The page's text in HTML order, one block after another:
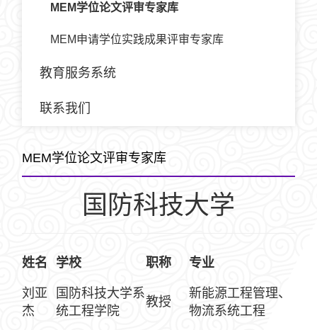
MEM学位论文评审专家库
MEM申请学位实践成果评审专家库
教育服务系统
联系我们
MEM学位论文评审专家库
国防科技大学
姓名 学校 职称 专业
刘亚
杰
国防科技大学系
统工程学院
教授
新能源工程管理、
物流系统工程